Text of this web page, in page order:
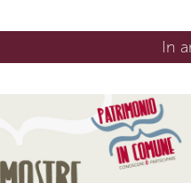
In